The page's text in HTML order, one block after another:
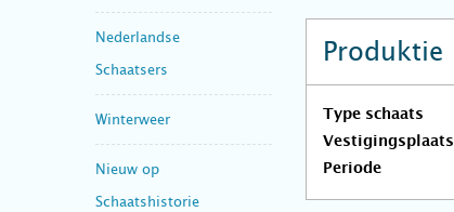
Nederlandse
Schaatsers
Winterweer
Nieuw op
Schaatshistorie
Produktie
Type schaats
Vestigingsplaats
Periode